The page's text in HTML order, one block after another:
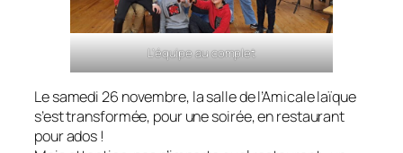
L’équipe au complet
Le samedi 26 novembre, la salle de l’Amicale laïque
s’est transformée, pour une soirée, en restaurant
pour ados !